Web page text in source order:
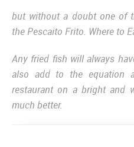
but without a doubt one of
the Pescaito Frito. Where to
Any fried fish will always
also add to the equation
restaurant on a bright and
much better.